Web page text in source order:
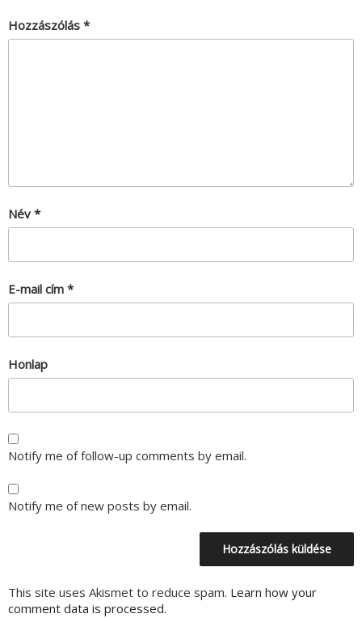
Hozzászólás *
Név *
E-mail cím *
Honlap
Notify me of follow-up comments by email.
Notify me of new posts by email.
This site uses Akismet to reduce spam. Learn how your
comment data is processed.